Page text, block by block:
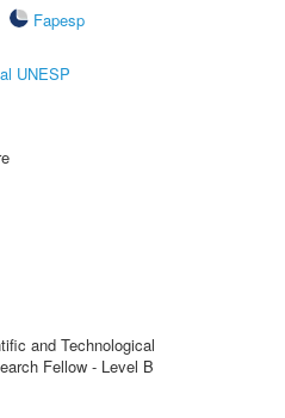
Fapesp
UNESP
and Technological
Fellow - Level B